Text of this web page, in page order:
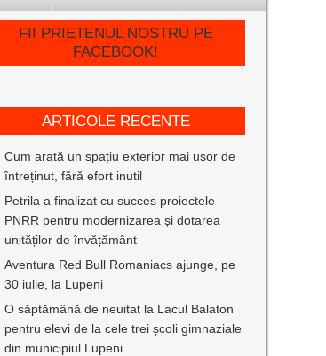
FII PRIETENUL NOSTRU PE
FACEBOOK!
ARTICOLE RECENTE
Cum arată un spațiu exterior mai ușor de
întreținut, fără efort inutil
Petrila a finalizat cu succes proiectele
PNRR pentru modernizarea și dotarea
unităților de învățământ
Aventura Red Bull Romaniacs ajunge, pe
30 iulie, la Lupeni
O săptămână de neuitat la Lacul Balaton
pentru elevi de la cele trei școli gimnaziale
din municipiul Lupeni